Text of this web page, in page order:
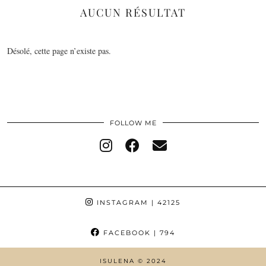
AUCUN RÉSULTAT
Désolé, cette page n’existe pas.
FOLLOW ME
INSTAGRAM | 42125
FACEBOOK | 794
ISULENA © 2024